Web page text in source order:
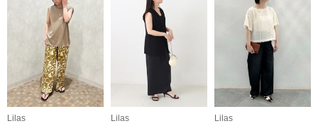
Lilas
Lilas
Lilas